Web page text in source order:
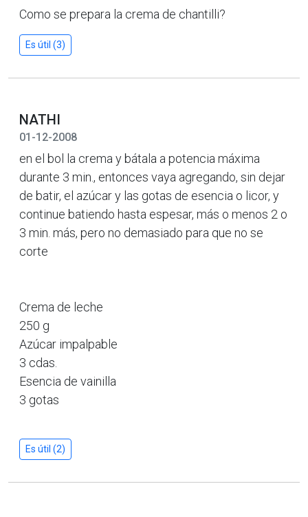
Como se prepara la crema de chantilli?
Es útil (3)
NATHI
01-12-2008
en el bol la crema y bátala a potencia máxima
durante 3 min., entonces vaya agregando, sin dejar
de batir, el azúcar y las gotas de esencia o licor, y
continue batiendo hasta espesar, más o menos 2 o
3 min. más, pero no demasiado para que no se
corte
Crema de leche
250 g
Azúcar impalpable
3 cdas.
Esencia de vainilla
3 gotas
Es útil (2)